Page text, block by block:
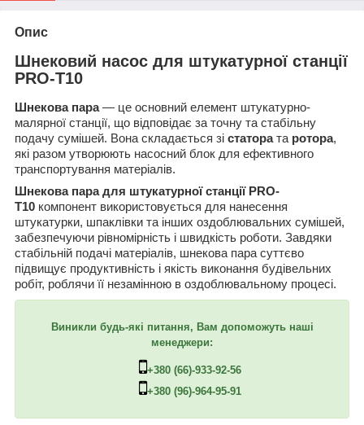
Опис
Шнековий насос для штукатурної станції
PRO-Т10
Шнекова пара — це основний елемент штукатурно-
малярної станції, що відповідає за точну та стабільну
подачу сумішей. Вона складається зі статора та ротора,
які разом утворюють насосний блок для ефективного
транспортування матеріалів.
Шнекова пара для штукатурної станції PRO-
Т10 компонент використовується для нанесення
штукатурки, шпаклівки та інших оздоблювальних сумішей,
забезпечуючи рівномірність і швидкість роботи. Завдяки
стабільній подачі матеріалів, шнекова пара суттєво
підвищує продуктивність і якість виконання будівельних
робіт, роблячи її незамінною в оздоблювальному процесі.
Виникли будь-які питання, Вам допоможуть наші
менеджери:
+380 (66)-933-92-56
+380 (96)-964-95-91